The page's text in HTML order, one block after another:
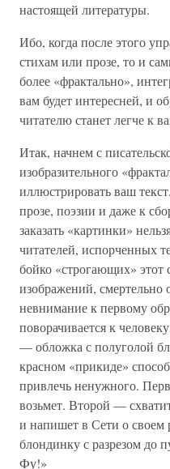
настоящей литературы.
Ибо, когда после этого
стихам или прозе, то и
более «фрактально»,
вам будет интересней, и
читателю станет легче к
Итак, начнем с
изобразительного
иллюстрировать ваш
прозе, поэзии и даже к
заказать «картинки»
читателей, испорченных
бойко «строгающих»
изображений, смертельно
невнимание к первому
поворачивается к
— обложка с полуголой
красном «прикиде»
привлечь ненужного.
возьмет. Второй —
и напишет в Сети о своем
блондинку с разрезом до
Фу!»